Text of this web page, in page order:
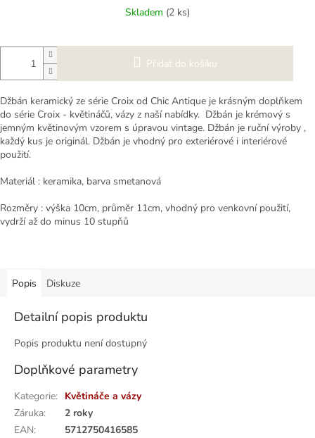
Měrná
cena:
Skladem (2 ks)
Přidat do košíku
Džbán keramický ze série Croix od Chic Antique je krásným doplňkem
do série Croix - květináčů, vázy z naší nabídky. Džbán je krémový s
jemným květinovým vzorem s úpravou vintage. Džbán je ruční výroby ,
každý kus je originál. Džbán je vhodný pro exteriérové i interiérové
použití.
Materiál : keramika, barva smetanová
Rozměry : výška 10cm, průměr 11cm, vhodný pro venkovní použití,
vydrží až do minus 10 stupňů
Popis Diskuze
Detailní popis produktu
Popis produktu není dostupný
Doplňkové parametry
Kategorie: Květináče a vázy
Záruka:
2 roky
EAN: 5712750416585